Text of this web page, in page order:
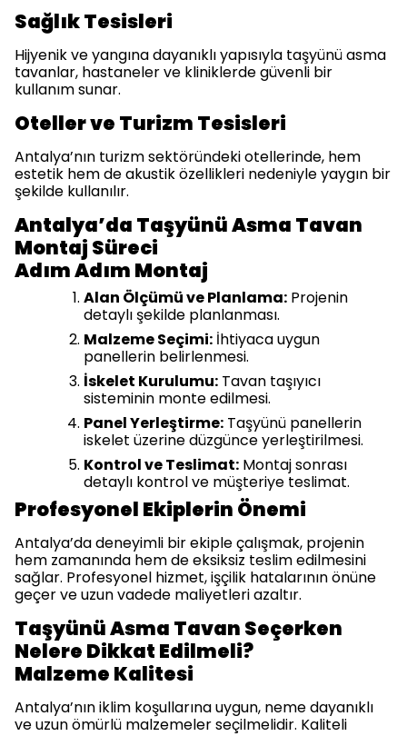
Sağlık Tesisleri
Hijyenik ve yangına dayanıklı yapısıyla taşyünü asma
tavanlar, hastaneler ve kliniklerde güvenli bir
kullanım sunar.
Oteller ve Turizm Tesisleri
Antalya’nın turizm sektöründeki otellerinde, hem
estetik hem de akustik özellikleri nedeniyle yaygın bir
şekilde kullanılır.
Antalya’da Taşyünü Asma Tavan
Montaj Süreci
Adım Adım Montaj
Alan Ölçümü ve Planlama: Projenin
detaylı şekilde planlanması.
Malzeme Seçimi: İhtiyaca uygun
panellerin belirlenmesi.
İskelet Kurulumu: Tavan taşıyıcı
sisteminin monte edilmesi.
Panel Yerleştirme: Taşyünü panellerin
iskelet üzerine düzgünce yerleştirilmesi.
Kontrol ve Teslimat: Montaj sonrası
detaylı kontrol ve müşteriye teslimat.
Profesyonel Ekiplerin Önemi
Antalya’da deneyimli bir ekiple çalışmak, projenin
hem zamanında hem de eksiksiz teslim edilmesini
sağlar. Profesyonel hizmet, işçilik hatalarının önüne
geçer ve uzun vadede maliyetleri azaltır.
Taşyünü Asma Tavan Seçerken
Nelere Dikkat Edilmeli?
Malzeme Kalitesi
Antalya’nın iklim koşullarına uygun, neme dayanıklı
ve uzun ömürlü malzemeler seçilmelidir. Kaliteli